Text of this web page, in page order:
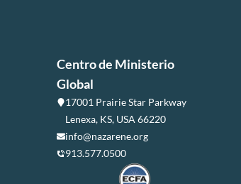
Centro de Ministerio
Global
17001 Prairie Star Parkway
Lenexa, KS, USA 66220
info@nazarene.org
913.577.0500